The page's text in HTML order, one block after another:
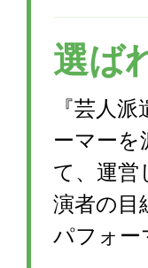
選ば
『芸人
ーマー
て、運営
演者の目
パフォー